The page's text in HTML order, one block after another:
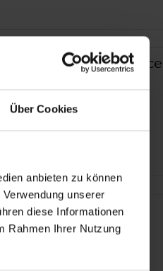
Über Cookies
anbieten zu können
unserer
diese Informationen
Rahmen Ihrer Nutzung
Yazici Marmaris Palace
– Marmaris
Ägäis
Nature Resort & Spa